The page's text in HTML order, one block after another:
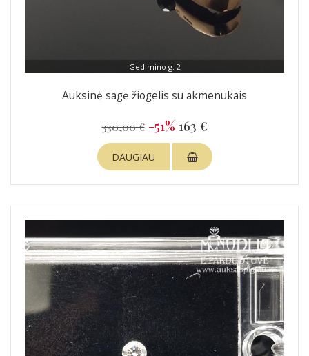
Gedimino g. 2
Auksinė sagė žiogelis su akmenukais
330,00 € -51% 163 €
DAUGIAU